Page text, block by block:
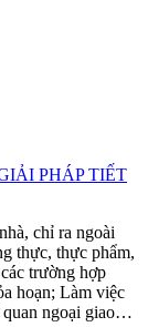
PHÁP TIẾT
chỉ ra ngoài
thực, thực phẩm,
trường hợp
hoạn; Làm việc
quan ngoại giao…